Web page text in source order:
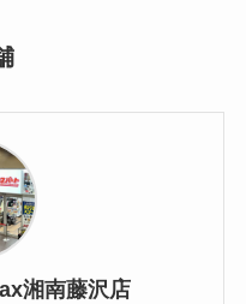
湘南藤沢店